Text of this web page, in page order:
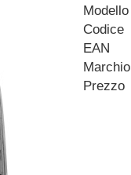
Modello
Codice
EAN
Marchio
Prezzo